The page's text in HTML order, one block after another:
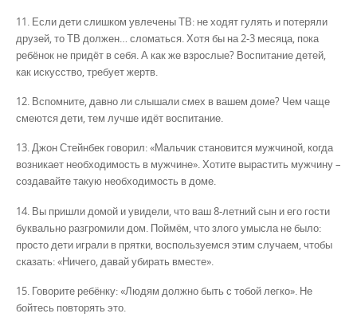
11. Если дети слишком увлечены ТВ: не ходят гулять и потеряли
друзей, то ТВ должен… сломаться. Хотя бы на 2-3 месяца, пока
ребёнок не придёт в себя. А как же взрослые? Воспитание детей,
как искусство, требует жертв.
12. Вспомните, давно ли слышали смех в вашем доме? Чем чаще
смеются дети, тем лучше идёт воспитание.
13. Джон Стейнбек говорил: «Мальчик становится мужчиной, когда
возникает необходимость в мужчине». Хотите вырастить мужчину –
создавайте такую необходимость в доме.
14. Вы пришли домой и увидели, что ваш 8-летний сын и его гости
буквально разгромили дом. Поймём, что злого умысла не было:
просто дети играли в прятки, воспользуемся этим случаем, чтобы
сказать: «Ничего, давай убирать вместе».
15. Говорите ребёнку: «Людям должно быть с тобой легко». Не
бойтесь повторять это.